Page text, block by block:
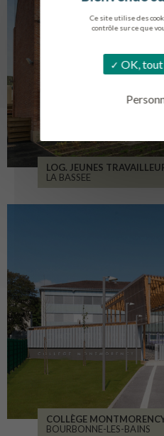
Ce site utilise des
contrôle sur ce que
OK,
LOG. JEUNES
LA BASSEE
COLLÈGE
BOURBONNE-LES-BAINS